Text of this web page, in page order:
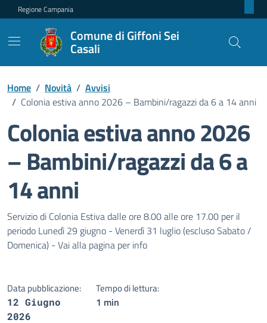
Regione Campania
Comune di Giffoni Sei
Casali
Home / Novità / Avvisi
/ Colonia estiva anno 2026 – Bambini/ragazzi da 6 a 14 anni
Colonia estiva anno 2026
– Bambini/ragazzi da 6 a
14 anni
Dettagli della notizia
Servizio di Colonia Estiva dalle ore 8.00 alle ore 17.00 per il
periodo Lunedì 29 giugno - Venerdì 31 luglio (escluso Sabato /
Domenica) - Vai alla pagina per info
Data pubblicazione:
12 Giugno
2026
Tempo di lettura:
1 min